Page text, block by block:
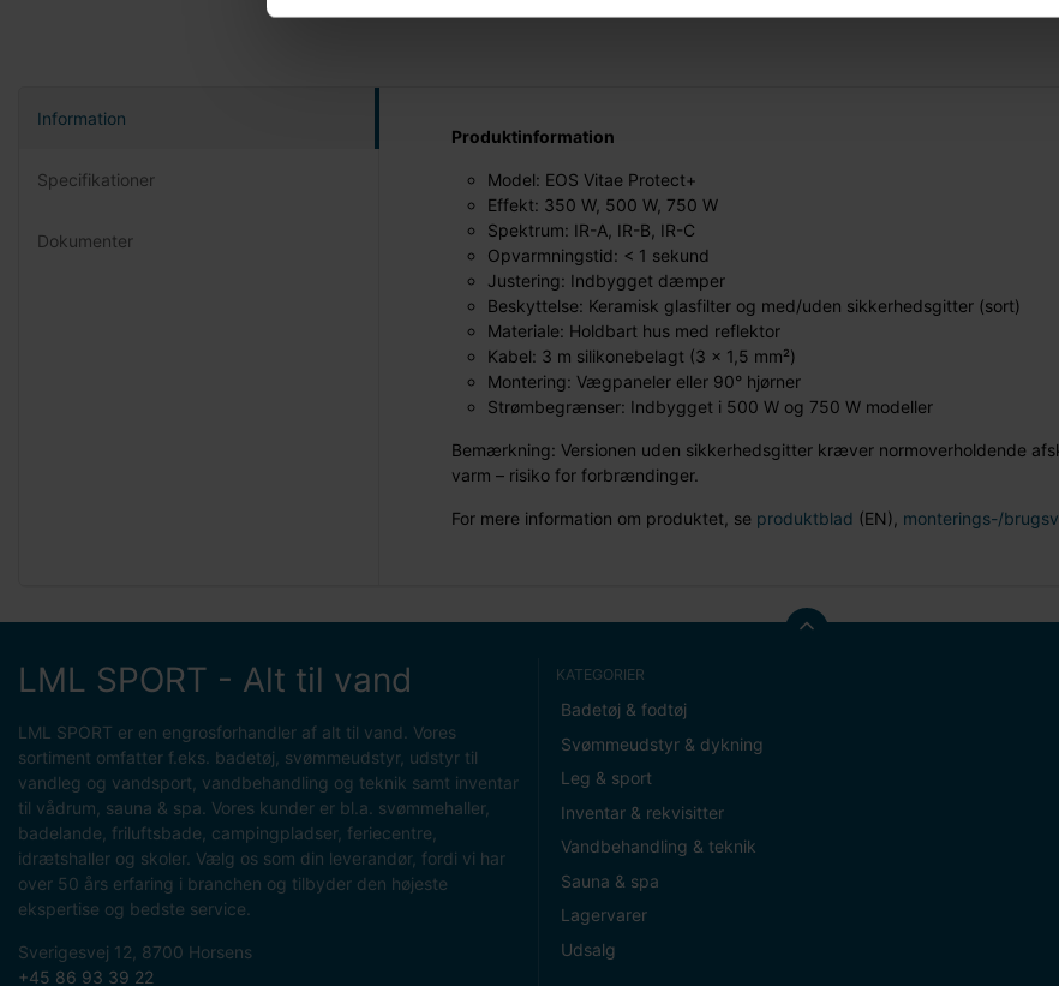
Information
Specifikationer
Dokumenter
Produktinformation
Model: EOS Vitae Protect+
Effekt: 350 W, 500 W, 750 W
Spektrum: IR-A, IR-B, IR-C
Opvarmningstid: < 1 sekund
Justering: Indbygget dæmper
Beskyttelse: Keramisk glasfilter og med/uden sikkerhedsgitter (sort)
Materiale: Holdbart hus med reflektor
Kabel: 3 m silikonebelagt (3 x 1,5 mm²)
Montering: Vægpaneler eller 90° hjørner
Strømbegrænser: Indbygget i 500 W og 750 W modeller
Bemærkning: Versionen uden sikkerhedsgitter kræver normoverholdende
varm – risiko for forbrændinger.
For mere information om produktet, se produktblad (EN), monterings-/
LML SPORT - Alt til vand
LML SPORT er en engrosforhandler af alt til vand. Vores
sortiment omfatter f.eks. badetøj, svømmeudstyr, udstyr til
vandleg og vandsport, vandbehandling og teknik samt inventar
til vådrum, sauna & spa. Vores kunder er bl.a. svømmehaller,
badelande, friluftsbade, campingpladser, feriecentre,
idrætshaller og skoler. Vælg os som din leverandør, fordi vi har
over 50 års erfaring i branchen og tilbyder den højeste
ekspertise og bedste service.
Sverigesvej 12, 8700 Horsens
+45 86 93 39 22
KATEGORIER
Badetøj & fodtøj
Svømmeudstyr & dykning
Leg & sport
Inventar & rekvisitter
Vandbehandling & teknik
Sauna & spa
Lagervarer
Udsalg